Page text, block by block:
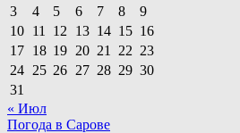
3
4 5 6 7 8
9
10 11 12 13 14 15 16
17 18 19 20 21 22 23
24 25 26 27 28 29 30
31
« Июл
Погода в Сарове